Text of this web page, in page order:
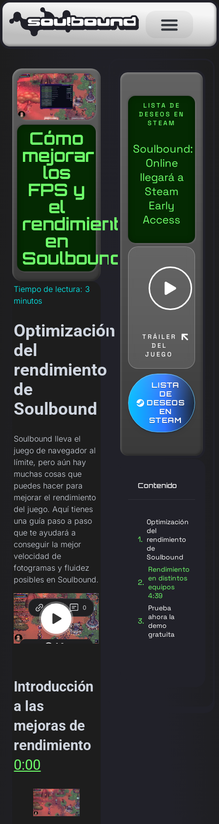
Cómo
mejorar
los
FPS y
el
rendimiento
en
Soulbound
Tiempo de lectura: 3
minutos
Optimización
del
rendimiento
de
Soulbound
Soulbound lleva el
juego de navegador al
límite, pero aún hay
muchas cosas que
puedes hacer para
mejorar el rendimiento
del juego. Aquí tienes
una guía paso a paso
que te ayudará a
conseguir la mejor
velocidad de
fotogramas y fluidez
posibles en Soulbound.
Introducción
a las
mejoras de
rendimiento
0:00
LISTA DE
DESEOS EN
STEAM
Soulbound:
Online
llegará a
Steam
Early
Access
TRÁILER
DEL
JUEGO
LISTA
DE
DESEOS
EN
STEAM
Contenido
Optimización
del
rendimiento
de
Soulbound
Rendimiento
en distintos
equipos
4:39
Prueba
ahora la
demo
gratuita